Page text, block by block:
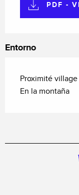
PDF -
Entorno
Proximité village
En la montaña